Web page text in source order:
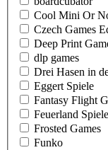
Cool Mini Or
Czech Games
Deep Print
dlp games
Drei Hasen in
Eggert Spiele
Fantasy Flight
Feuerland Spiele
Frosted Games
Funko